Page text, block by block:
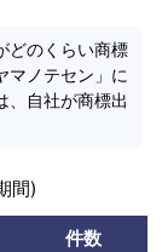
どのくらい商標
マノテセン」に
、自社が商標出
間)
件数